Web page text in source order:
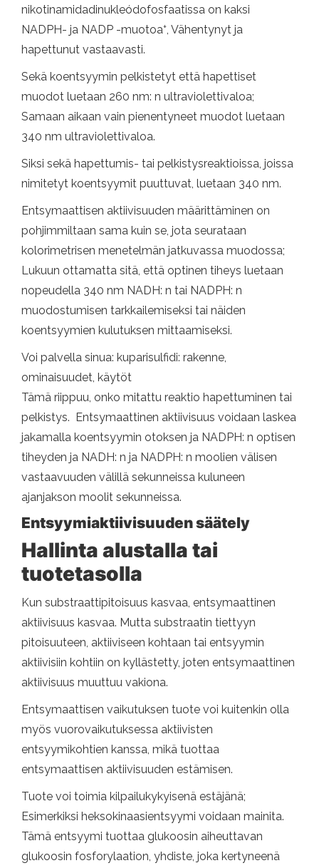
nikotinamidadinukleódofosfaatissa on kaksi
NADPH- ja NADP -muotoa+ , Vähentynyt ja
hapettunut vastaavasti.
Sekä koentsyymin pelkistetyt että hapettiset
muodot luetaan 260 nm: n ultraviolettivaloa;
Samaan aikaan vain pienentyneet muodot luetaan
340 nm ultraviolettivaloa.
Siksi sekä hapettumis- tai pelkistysreaktioissa, joissa
nimitetyt koentsyymit puuttuvat, luetaan 340 nm.
Entsymaattisen aktiivisuuden määrittäminen on
pohjimmiltaan sama kuin se, jota seurataan
kolorimetrisen menetelmän jatkuvassa muodossa;
Lukuun ottamatta sitä, että optinen tiheys luetaan
nopeudella 340 nm NADH: n tai NADPH: n
muodostumisen tarkkailemiseksi tai näiden
koentsyymien kulutuksen mittaamiseksi.
Voi palvella sinua: kuparisulfidi: rakenne,
ominaisuudet, käytöt
Tämä riippuu, onko mitattu reaktio hapettuminen tai
pelkistys. Entsymaattinen aktiivisuus voidaan laskea
jakamalla koentsyymin otoksen ja NADPH: n optisen
tiheyden ja NADH: n ja NADPH: n moolien välisen
vastaavuuden välillä sekunneissa kuluneen
ajanjakson moolit sekunneissa.
Entsyymiaktiivisuuden säätely
Hallinta alustalla tai
tuotetasolla
Kun substraattipitoisuus kasvaa, entsymaattinen
aktiivisuus kasvaa. Mutta substraatin tiettyyn
pitoisuuteen, aktiiviseen kohtaan tai entsyymin
aktiivisiin kohtiin on kyllästetty, joten entsymaattinen
aktiivisuus muuttuu vakiona.
Entsymaattisen vaikutuksen tuote voi kuitenkin olla
myös vuorovaikutuksessa aktiivisten
entsyymikohtien kanssa, mikä tuottaa
entsymaattisen aktiivisuuden estämisen.
Tuote voi toimia kilpailukykyisenä estäjänä;
Esimerkiksi heksokinaasientsyymi voidaan mainita.
Tämä entsyymi tuottaa glukoosin aiheuttavan
glukoosin fosforylaation, yhdiste, joka kertyneenä